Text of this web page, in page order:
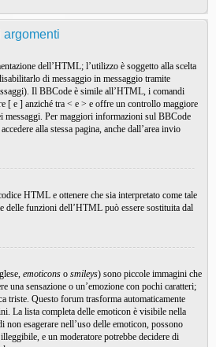
argomenti
dell’HTML; l’utilizzo è soggetto alla scelta
di messaggio in messaggio tramite
Il BBCode è simile all’HTML, i comandi
[ e ] anziché tra < e > e offre un controllo maggiore
messaggi. Per maggiori informazioni sul BBCode
alla stessa pagina, anche dall’area invio
HTML e ottenere che sia interpretato come tale
delle funzioni dell’HTML può essere sostituita dal
emoticons o smileys) sono piccole immagini che
una sensazione o un’emozione con pochi caratteri;
triste. Questo forum trasforma automaticamente
La lista completa delle emoticon è visibile nella
non esagerare nell’uso delle emoticon, possono
e un moderatore potrebbe decidere di